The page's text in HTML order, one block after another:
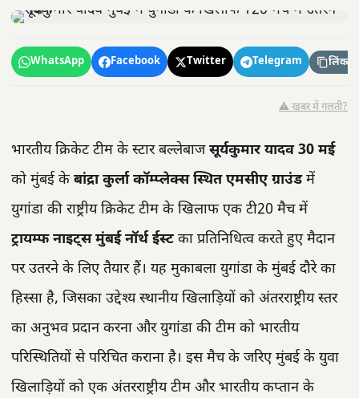
WhatsApp Facebook Twitter Telegram लिंक
⚠️ खबर में गलती?
भारतीय क्रिकेट टीम के स्टार बल्लेबाजसूर्यकुमार यादव 30 मई
को मुंबई के बांद्रा कुर्ला कॉम्प्लेक्स स्थित एमसीए ग्राउंडमें
युगांडा की राष्ट्रीय क्रिकेट टीम के खिलाफ एक टी20 मैच में
ट्रायम्फ नाइट्स मुंबई नॉर्थ ईस्ट का प्रतिनिधित्व करते हुए मैदान
पर उतरने के लिए तैयार हैं। यह मुकाबला युगांडा के मुंबई दौरे का
हिस्सा है, जिसका उद्देश्य स्थानीय खिलाड़ियों को अंतरराष्ट्रीय स्तर
का अनुभव प्रदान करना और युगांडा की टीम को भारतीय
परिस्थितियों से परिचित कराना है। इस मैच के जरिए मुंबई के युवा
खिलाड़ियों को एक अंतरराष्ट्रीय टीम और भारतीय कप्तान के